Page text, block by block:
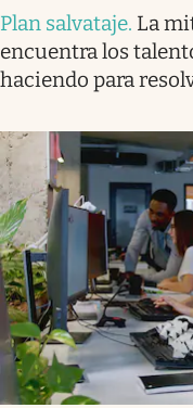
Plan salvataje. La
encuentra los
haciendo para